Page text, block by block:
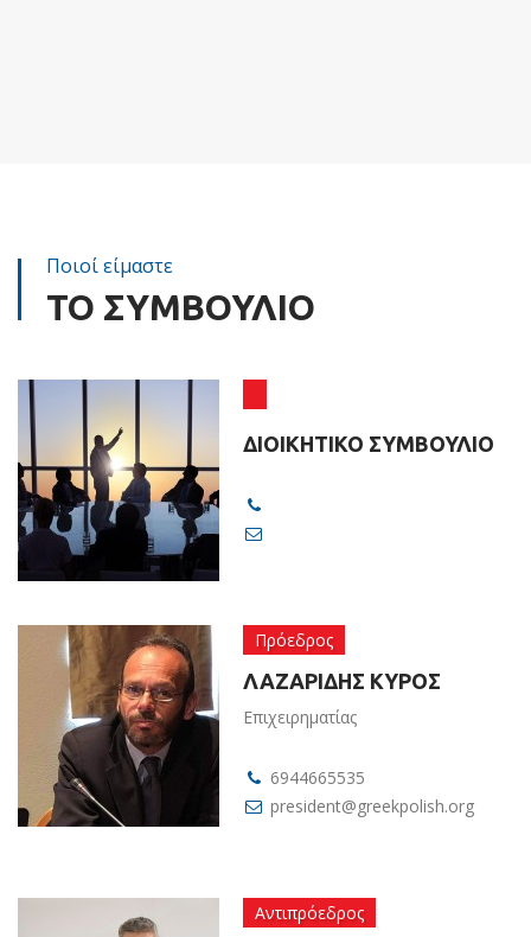
Ποιοί είμαστε
ΤΟ ΣΥΜΒΟΥΛΙΟ
ΔΙΟΙΚΗΤΙΚΟ ΣΥΜΒΟΥΛΙΟ
Πρόεδρος
ΛΑΖΑΡΙΔΗΣ ΚΥΡΟΣ
Επιχειρηματίας
6944665535
president@greekpolish.org
Αντιπρόεδρος